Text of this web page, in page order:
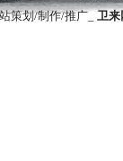
策划/制作/推广_卫